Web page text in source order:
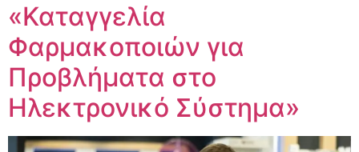
«Καταγγελία
Φαρμακοποιών για
Προβλήματα στο
Ηλεκτρονικό Σύστημα»